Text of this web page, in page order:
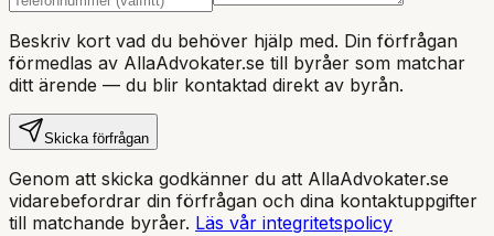
Beskriv kort vad du behöver hjälp med. Din förfrågan
förmedlas av AllaAdvokater.se till byråer som matchar
ditt ärende — du blir kontaktad direkt av byrån.
Skicka förfrågan
Genom att skicka godkänner du att AllaAdvokater.se
vidarebefordrar din förfrågan och dina kontaktuppgifter
till matchande byråer. Läs vår integritetspolicy